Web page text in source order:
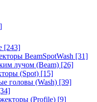
[243]
BeamSpotWash [31]
лучом (Beam) [26]
(Spot) [15]
головы (Wash) [39]
(Profile) [9]